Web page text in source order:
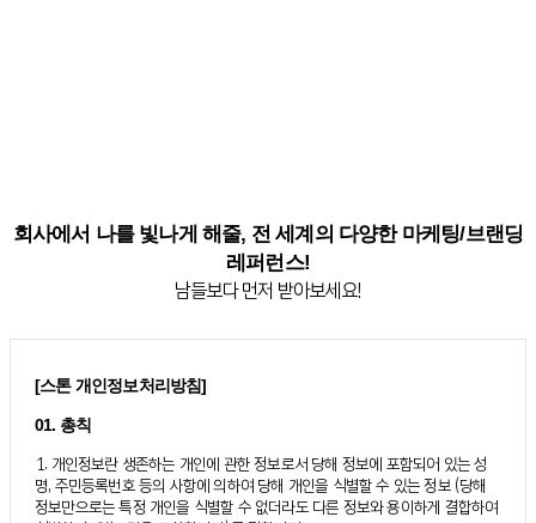
회사에서 나를 빛나게 해줄, 전 세계의 다양한 마케팅/브랜딩
레퍼런스!
남들보다 먼저 받아보세요!
[스톤 개인정보처리방침]
01. 총칙
1. 개인정보란 생존하는 개인에 관한 정보로서 당해 정보에 포함되어 있는 성
명, 주민등록번호 등의 사항에 의하여 당해 개인을 식별할 수 있는 정보 (당해
정보만으로는 특정 개인을 식별할 수 없더라도 다른 정보와 용이하게 결합하여